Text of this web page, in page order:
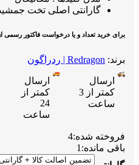
گارانتی اصلی تخت
برای خرید تعداد و یا درخواست فاکتور رسمی
برند: Redragon | ردراگون
ارسال
کمتر از 3
ساعت
ارسال
کمتر از
24
ساعت
فروخته شده:4
باقی مانده: 1